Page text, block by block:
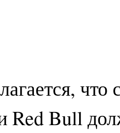
что
Red Bull